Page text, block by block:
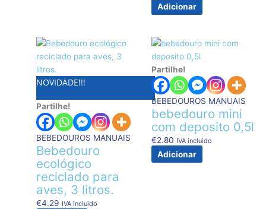
Adicionar
NOVIDADE!!!
Partilhe!
BEBEDOUROS MANUAIS
Bebedouro
ecológico
reciclado para
aves, 3 litros.
€4.29 IVA incluido
Partilhe!
BEBEDOUROS MANUAIS
bebedouro mini
com deposito 0,5l
€2.80 IVA incluido
Adicionar